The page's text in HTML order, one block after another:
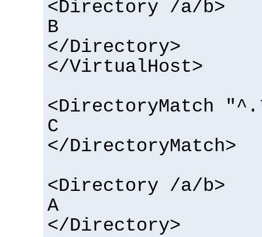
<Directory /a/b>
B
</Directory>
</VirtualHost>
<DirectoryMatch
C
</DirectoryMatch>
<Directory /a/b>
A
</Directory>